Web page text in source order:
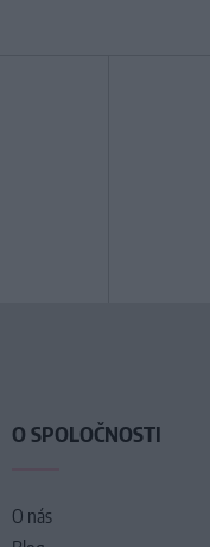
O SPOLOČNOSTI
O nás